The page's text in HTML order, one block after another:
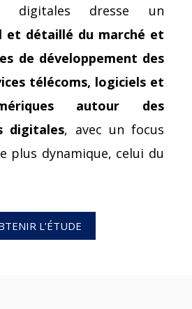
digitales dresse un
détaillé du marché et
de développement des
télécoms, logiciels et
autour des
digitales, avec un focus
plus dynamique, celui du
L’ÉTUDE